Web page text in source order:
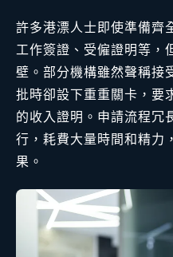
許多港漂人士即使準備齊
工作簽證、受僱證明等，
壁。部分機構雖然聲稱接
批時卻設下重重關卡，要
的收入證明。申請流程冗
行，耗費大量時間和精力
果。